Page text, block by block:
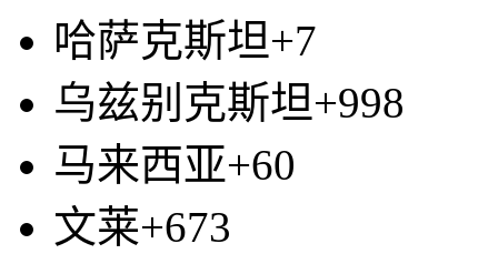
哈萨克斯坦+7
乌兹别克斯坦+998
马来西亚+60
文莱+673